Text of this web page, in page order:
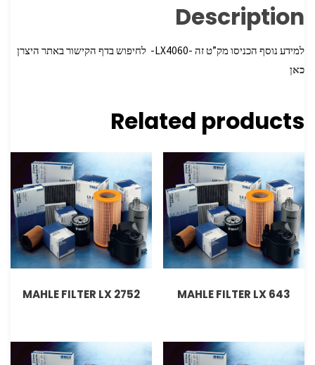
Description
למידע נוסף הכניסו מק”ט זה -LX4060- לחיפוש בדף הקישור באתר היצרן
כאן
Related products
MAHLE FILTER LX 643
MAHLE FILTER LX 2752